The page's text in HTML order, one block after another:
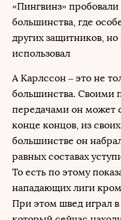
«Пингвинз»
большинства, где
других защитников,
использовал
А Карлссон – это не
большинства. Своими
передачами он может
конце концов, из
большинстве он
равных составах
То есть по этому
нападающих лиги
При этом швед играл